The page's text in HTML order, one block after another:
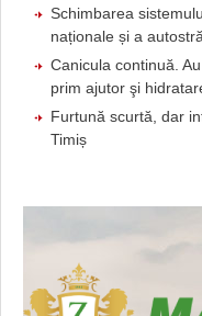
Schimbarea
naționale și a
Canicula continuă.
prim ajutor şi
Furtună scurtă, dar
Timiș